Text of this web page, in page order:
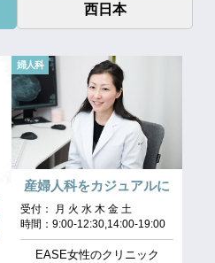
西日本
婦人科
産婦人科をカジュアルに
受付： 月 火 水 木 金 土
時間：9:00-12:30,14:00-19:00
EASE女性のクリニック